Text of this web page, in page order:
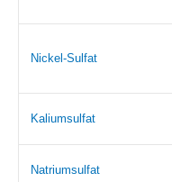
Nickel-Sulfat
Kaliumsulfat
Natriumsulfat